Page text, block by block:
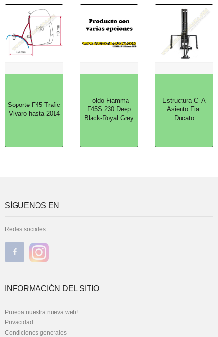
Soporte F45 Trafic
Vivaro hasta 2014
Toldo Fiamma
F45S 230 Deep
Black-Royal Grey
Estructura CTA
Asiento Fiat
Ducato
SÍGUENOS EN
Redes sociales
INFORMACIÓN DEL SITIO
Prueba nuestra nueva web!
Privacidad
Condiciones generales